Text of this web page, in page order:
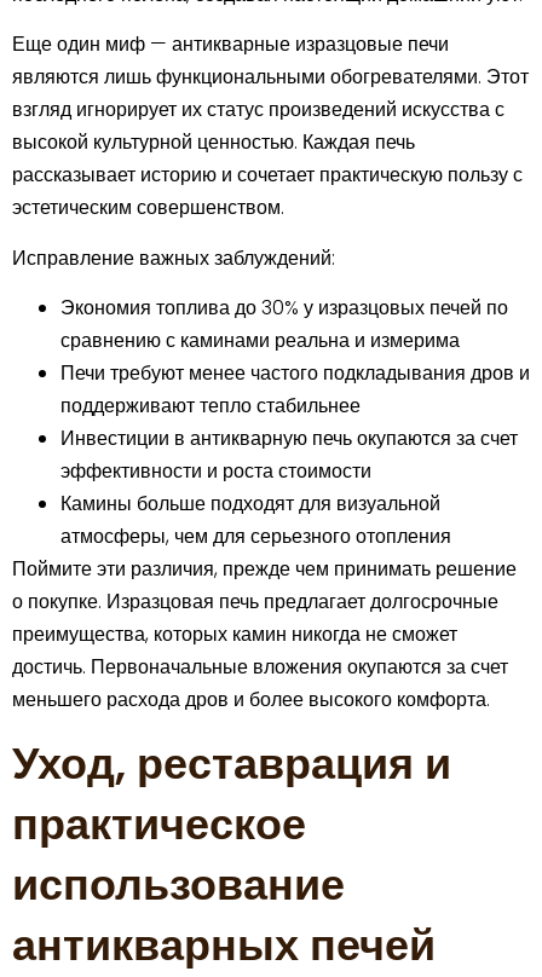
Еще один миф — антикварные изразцовые печи
являются лишь функциональными обогревателями. Этот
взгляд игнорирует их статус произведений искусства с
высокой культурной ценностью. Каждая печь
рассказывает историю и сочетает практическую пользу с
эстетическим совершенством.
Исправление важных заблуждений:
Экономия топлива до 30% у изразцовых печей по
сравнению с каминами реальна и измерима
Печи требуют менее частого подкладывания дров и
поддерживают тепло стабильнее
Инвестиции в антикварную печь окупаются за счет
эффективности и роста стоимости
Камины больше подходят для визуальной
атмосферы, чем для серьезного отопления
Поймите эти различия, прежде чем принимать решение
о покупке. Изразцовая печь предлагает долгосрочные
преимущества, которых камин никогда не сможет
достичь. Первоначальные вложения окупаются за счет
меньшего расхода дров и более высокого комфорта.
Уход, реставрация и
практическое
использование
антикварных печей